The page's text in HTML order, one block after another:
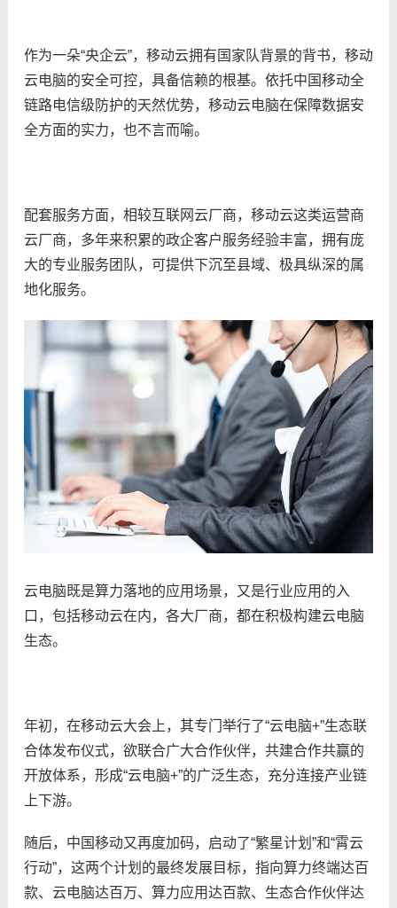
作为一朵“央企云”，移动云拥有国家队背景的背书，移动
云电脑的安全可控，具备信赖的根基。依托中国移动全
链路电信级防护的天然优势，移动云电脑在保障数据安
全方面的实力，也不言而喻。
配套服务方面，相较互联网云厂商，移动云这类运营商
云厂商，多年来积累的政企客户服务经验丰富，拥有庞
大的专业服务团队，可提供下沉至县域、极具纵深的属
地化服务。
云电脑既是算力落地的应用场景，又是行业应用的入
口，包括移动云在内，各大厂商，都在积极构建云电脑
生态。
年初，在移动云大会上，其专门举行了“云电脑+”生态联
合体发布仪式，欲联合广大合作伙伴，共建合作共赢的
开放体系，形成“云电脑+”的广泛生态，充分连接产业链
上下游。
随后，中国移动又再度加码，启动了“繁星计划”和“霄云
行动”，这两个计划的最终发展目标，指向算力终端达百
款、云电脑达百万、算力应用达百款、生态合作伙伴达